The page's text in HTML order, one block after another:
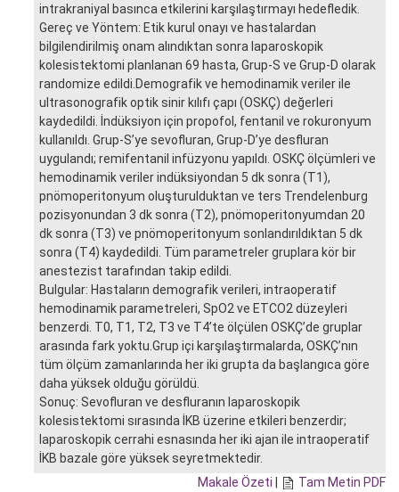
intrakraniyal basınca etkilerini karşılaştırmayı hedefledik.
Gereç ve Yöntem: Etik kurul onayı ve hastalardan
bilgilendirilmiş onam alındıktan sonra laparoskopik
kolesistektomi planlanan 69 hasta, Grup-S ve Grup-D olarak
randomize edildi.Demografik ve hemodinamik veriler ile
ultrasonografik optik sinir kılıfı çapı (OSKÇ) değerleri
kaydedildi. İndüksiyon için propofol, fentanil ve rokuronyum
kullanıldı. Grup-S’ye sevofluran, Grup-D’ye desfluran
uygulandı; remifentanil infüzyonu yapıldı. OSKÇ ölçümleri ve
hemodinamik veriler indüksiyondan 5 dk sonra (T1),
pnömoperitonyum oluşturulduktan ve ters Trendelenburg
pozisyonundan 3 dk sonra (T2), pnömoperitonyumdan 20
dk sonra (T3) ve pnömoperitonyum sonlandırıldıktan 5 dk
sonra (T4) kaydedildi. Tüm parametreler gruplara kör bir
anestezist tarafından takip edildi.
Bulgular: Hastaların demografik verileri, intraoperatif
hemodinamik parametreleri, SpO2 ve ETCO2 düzeyleri
benzerdi. T0, T1, T2, T3 ve T4’te ölçülen OSKÇ’de gruplar
arasında fark yoktu.Grup içi karşılaştırmalarda, OSKÇ’nın
tüm ölçüm zamanlarında her iki grupta da başlangıca göre
daha yüksek olduğu görüldü.
Sonuç: Sevofluran ve desfluranın laparoskopik
kolesistektomi sırasında İKB üzerine etkileri benzerdir;
laparoskopik cerrahi esnasında her iki ajan ile intraoperatif
İKB bazale göre yüksek seyretmektedir.
Makale Özeti | Tam Metin PDF